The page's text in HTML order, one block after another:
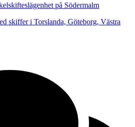
på Södermalm
skiffer i Torslanda, Göteborg, Västra